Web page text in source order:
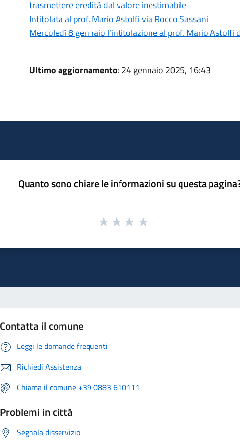
trasmettere eredità dal valore inestimabile
Intitolata al prof. Mario Astolfi via Rocco Sassani
Mercoledì 8 gennaio l’intitolazione al prof. Mario Astolfi
Ultimo aggiornamento: 24 gennaio 2025, 16:43
Quanto sono chiare le informazioni su questa
Contatta il comune
Leggi le domande frequenti
Richiedi Assistenza
Chiama il comune +39 0883 610111
Problemi in città
Segnala disservizio